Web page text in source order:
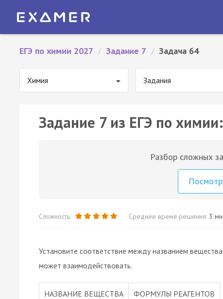
ЕГЭ по химии 2027 / Задание 7 / Задача 64
Химия Задания
Задание 7 из ЕГЭ по
Разбор сложных
Сложность: Среднее время решения: 3
Установите соответствие между названием
может взаимодействовать.
НАЗВАНИЕ ВЕЩЕСТВА ФОРМУЛЫ РЕАГЕНТОВ